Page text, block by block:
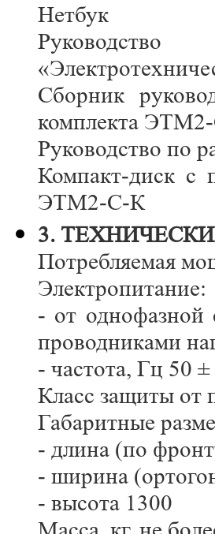
Нетбук
Сборник
комплекта
Руководство по
Компакт-диск с
ЭТМ2-С-К
3.
Потребляемая
Электропитание:
- от однофазной
проводниками
- частота, Гц 50 ±
Класс защиты от
Габаритные
- длина (по
- ширина
- высота 1300